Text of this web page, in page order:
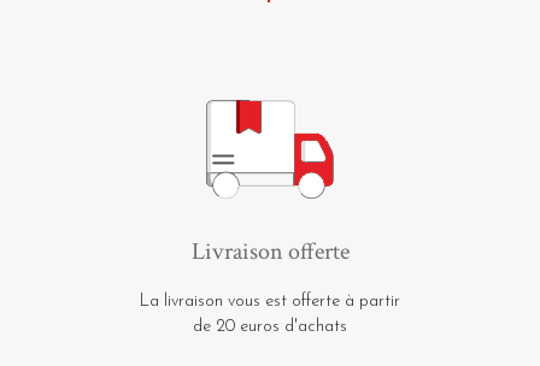
Livraison offerte
La livraison vous est offerte à partir
de 20 euros d'achats